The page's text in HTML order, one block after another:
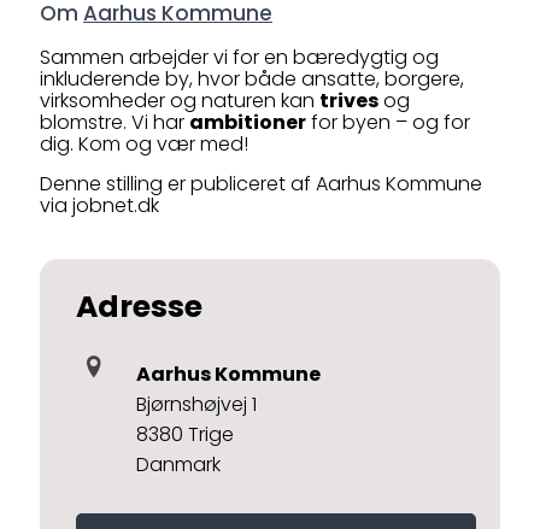
Om Aarhus Kommune
Sammen arbejder vi for en bæredygtig og
inkluderende by, hvor både ansatte, borgere,
virksomheder og naturen kan trivesog
blomstre. Vi har ambitionerfor byen – og for
dig. Kom og vær med!
Denne stilling er publiceret af Aarhus Kommune
via jobnet.dk
Adresse
Aarhus Kommune
Bjørnshøjvej 1
8380 Trige
Danmark